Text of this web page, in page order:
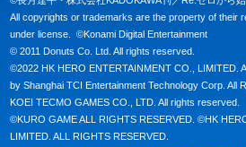
All copyrights or trademarks are the property of their
under license.  ©Konami Digital Entertainment
© 2011 Donuts Co. Ltd. All rights reserved.
©2022 HK HERO ENTERTAINMENT CO., LIMITED.
by Shanghai TCI Entertainment Technology Corp. All
KOEI TECMO GAMES CO., LTD. All rights reserved.
©KURO GAME ALL RIGHTS RESERVED. ©HK
LIMITED. ALL RIGHTS RESERVED.